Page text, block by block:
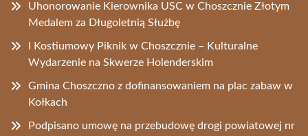
Uhonorowanie Kierownika USC w Choszcznie Złotym
Medalem za Długoletnią Służbę
I Kostiumowy Piknik w Choszcznie – Kulturalne
Wydarzenie na Skwerze Holenderskim
Gmina Choszczno z dofinansowaniem na plac zabaw w
Kołkach
Podpisano umowę na przebudowę drogi powiatowej nr